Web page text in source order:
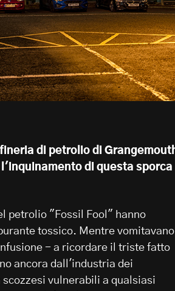
di petrolio di
di questa sporca
petrolio "Fossil Fool" hanno
tossico. Mentre
- a ricordare il triste fatto
ancora dall'industria dei
vulnerabili a qualsiasi